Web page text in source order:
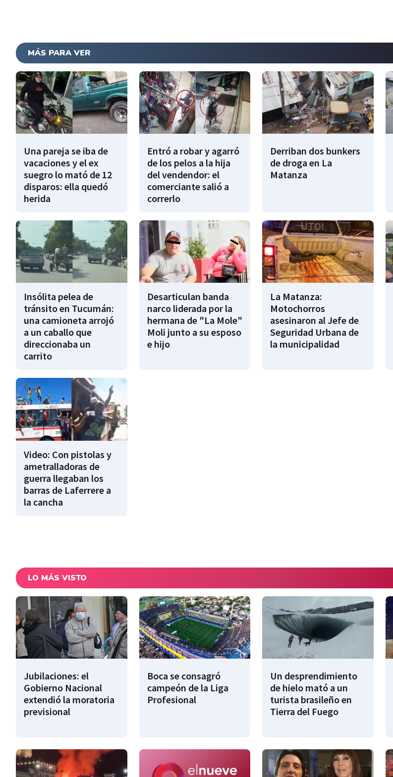
MÁS PARA VER
Una pareja se iba de
vacaciones y el ex
suegro lo mató de 12
disparos: ella quedó
herida
Entró a robar y agarró
de los pelos a la hija
del vendendor: el
comerciante salió a
correrlo
Derriban dos bunkers
de droga en La
Matanza
Insólita pelea de
tránsito en Tucumán:
una camioneta arrojó
a un caballo que
direccionaba un
carrito
Desarticulan banda
narco liderada por la
hermana de "La Mole"
Moli junto a su esposo
e hijo
La Matanza:
Motochorros
asesinaron al Jefe de
Seguridad Urbana de
la municipalidad
Video: Con pistolas y
ametralladoras de
guerra llegaban los
barras de Laferrere a
la cancha
LO MÁS VISTO
Jubilaciones: el
Gobierno Nacional
extendió la moratoria
previsional
Boca se consagró
campeón de la Liga
Profesional
Un desprendimiento
de hielo mató a un
turista brasileño en
Tierra del Fuego